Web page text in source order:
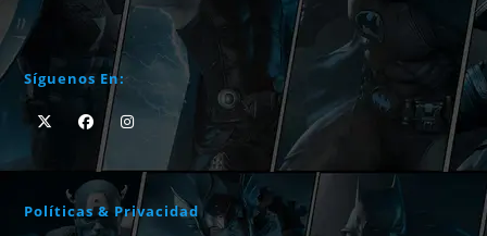
Síguenos En:
Políticas & Privacidad